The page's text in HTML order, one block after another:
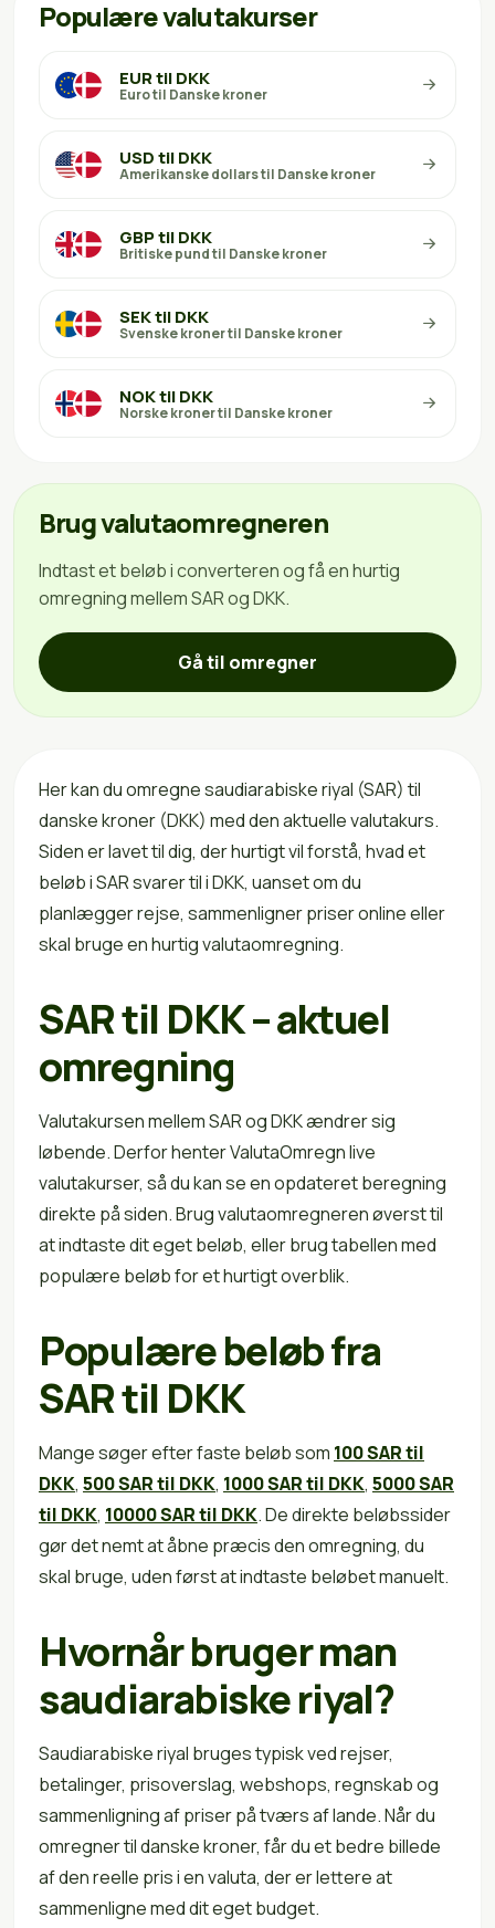
Populære valutakurser
EUR til DKK
Euro til Danske kroner
USD til DKK
Amerikanske dollars til Danske kroner
GBP til DKK
Britiske pund til Danske kroner
SEK til DKK
Svenske kroner til Danske kroner
NOK til DKK
Norske kroner til Danske kroner
Brug valutaomregneren
Indtast et beløb i converteren og få en hurtig
omregning mellem SAR og DKK.
Gå til omregner
Her kan du omregne saudiarabiske riyal (SAR) til
danske kroner (DKK) med den aktuelle valutakurs.
Siden er lavet til dig, der hurtigt vil forstå, hvad et
beløb i SAR svarer til i DKK, uanset om du
planlægger rejse, sammenligner priser online eller
skal bruge en hurtig valutaomregning.
SAR til DKK – aktuel
omregning
Valutakursen mellem SAR og DKK ændrer sig
løbende. Derfor henter ValutaOmregn live
valutakurser, så du kan se en opdateret beregning
direkte på siden. Brug valutaomregneren øverst til
at indtaste dit eget beløb, eller brug tabellen med
populære beløb for et hurtigt overblik.
Populære beløb fra
SAR til DKK
Mange søger efter faste beløb som 100 SAR til
DKK, 500 SAR til DKK, 1000 SAR til DKK, 5000 SAR
til DKK, 10000 SAR til DKK. De direkte beløbssider
gør det nemt at åbne præcis den omregning, du
skal bruge, uden først at indtaste beløbet manuelt.
Hvornår bruger man
saudiarabiske riyal?
Saudiarabiske riyal bruges typisk ved rejser,
betalinger, prisoverslag, webshops, regnskab og
sammenligning af priser på tværs af lande. Når du
omregner til danske kroner, får du et bedre billede
af den reelle pris i en valuta, der er lettere at
sammenligne med dit eget budget.